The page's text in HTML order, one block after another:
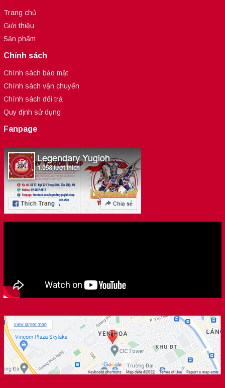
Trang chủ
Giới thiệu
Sản phẩm
Chính sách
Chính sách bảo mật
Chính sách vận chuyển
Chính sách đổi trả
Quy định sử dụng
Fanpage